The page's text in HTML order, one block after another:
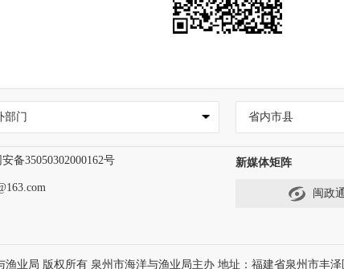
部门 省内市县
备35050302000162号 新媒体矩阵
闽政通
渔业局 版权所有 泉州市海洋与渔业局主办 地址：福建省泉州市丰